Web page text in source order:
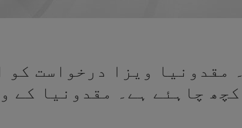
۔ مقدونیا ویزا درخواست
کچھ چاہئے ہے۔ مقدونیا کے